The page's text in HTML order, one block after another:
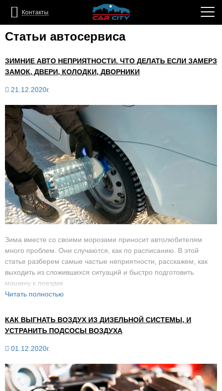
Контакты
Статьи автосервиса
ЗИМНИЕ АВТО НЕПРИЯТНОСТИ. ЧТО ДЕЛАТЬ ЕСЛИ ЗАМЕРЗ
ЗАМОК, ДВЕРИ, КОЛОДКИ, ДВОРНИКИ
21.12.2020г.
Зима вместе со своими морозами приносит автолюбителям
много проблем. Они случаются, как по расписанию. В этой
статье разберем самые частые неприятности, расскажем, как
выходить из сложившихся ситуаций и быстро подготовить
машину к поездке.
Читать полностью
КАК ВЫГНАТЬ ВОЗДУХ ИЗ ДИЗЕЛЬНОЙ СИСТЕМЫ, И
УСТРАНИТЬ ПОДСОСЫ ВОЗДУХА
01.12.2020г.